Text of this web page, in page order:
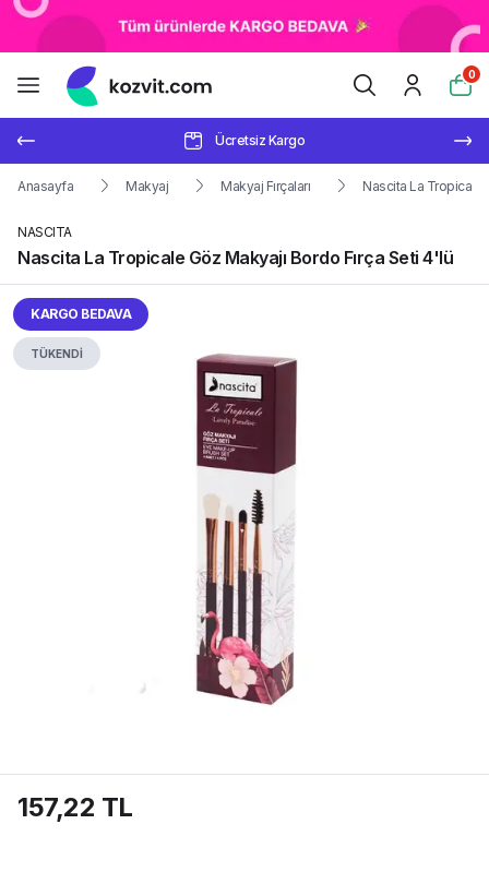
0
Ücretsiz Kargo
Anasayfa Makyaj Makyaj Fırçaları Nascita La Tropicale
NASCITA
Nascita La Tropicale Göz Makyajı Bordo Fırça Seti 4'lü
KARGO BEDAVA
TÜKENDİ
157,22 TL